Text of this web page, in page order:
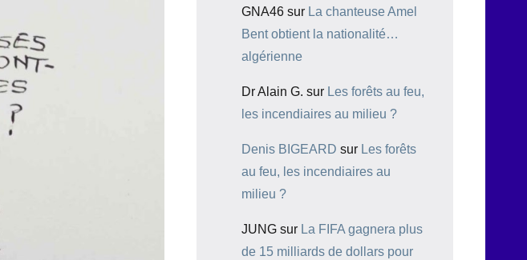
GNA46 sur La chanteuse Amel
Bent obtient la nationalité…
algérienne
Dr Alain G. sur Les forêts au feu,
les incendiaires au milieu ?
Denis BIGEARD sur Les forêts
au feu, les incendiaires au
milieu ?
JUNG sur La FIFA gagnera plus
de 15 milliards de dollars pour